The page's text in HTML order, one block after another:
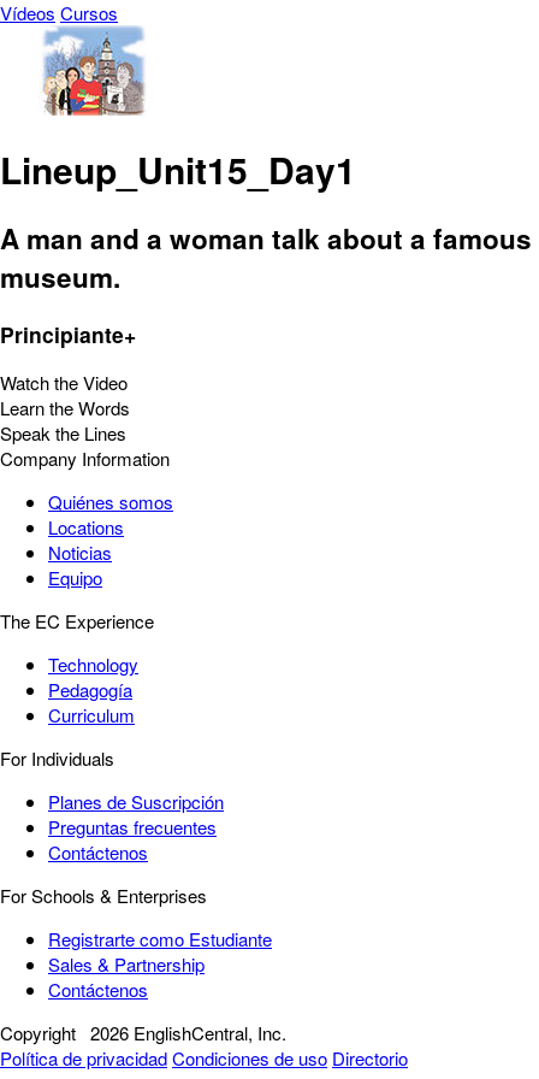
Vídeos Cursos
Lineup_Unit15_Day1
A man and a woman talk about a famous
museum.
Principiante+
Watch the Video
Learn the Words
Speak the Lines
Company Information
Quiénes somos
Locations
Noticias
Equipo
The EC Experience
Technology
Pedagogía
Curriculum
For Individuals
Planes de Suscripción
Preguntas frecuentes
Contáctenos
For Schools & Enterprises
Registrarte como Estudiante
Sales & Partnership
Contáctenos
Copyright 2026 EnglishCentral, Inc.
Política de privacidadCondiciones de uso Directorio